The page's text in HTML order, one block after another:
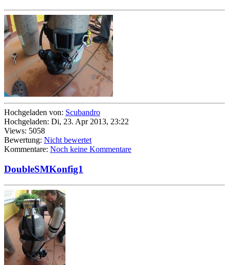
Hochgeladen von: Scubandro
Hochgeladen: Di, 23. Apr 2013, 23:22
Views: 5058
Bewertung: Nicht bewertet
Kommentare: Noch keine Kommentare
DoubleSMKonfig1